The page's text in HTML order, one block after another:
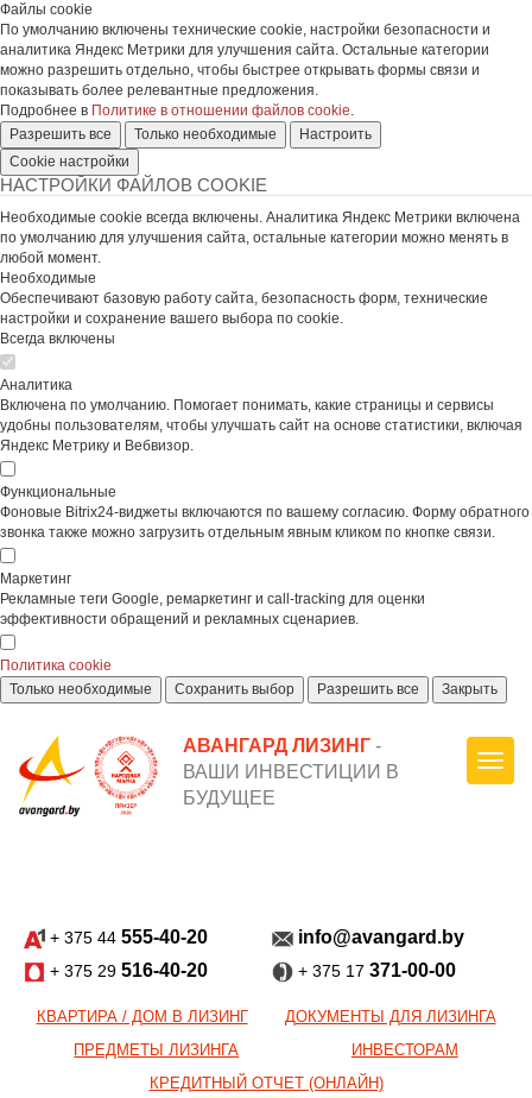
Файлы cookie
По умолчанию включены технические cookie, настройки безопасности и
аналитика Яндекс Метрики для улучшения сайта. Остальные категории
можно разрешить отдельно, чтобы быстрее открывать формы связи и
показывать более релевантные предложения.
Подробнее в Политике в отношении файлов cookie.
Разрешить все
Только необходимые
Настроить
Cookie настройки
НАСТРОЙКИ ФАЙЛОВ COOKIE
Необходимые cookie всегда включены. Аналитика Яндекс Метрики включена
по умолчанию для улучшения сайта, остальные категории можно менять в
любой момент.
Необходимые
Обеспечивают базовую работу сайта, безопасность форм, технические
настройки и сохранение вашего выбора по cookie.
Всегда включены
Аналитика
Включена по умолчанию. Помогает понимать, какие страницы и сервисы
удобны пользователям, чтобы улучшать сайт на основе статистики, включая
Яндекс Метрику и Вебвизор.
Функциональные
Фоновые Bitrix24-виджеты включаются по вашему согласию. Форму обратного
звонка также можно загрузить отдельным явным кликом по кнопке связи.
Маркетинг
Рекламные теги Google, ремаркетинг и call-tracking для оценки
эффективности обращений и рекламных сценариев.
Политика cookie
Только необходимые
Сохранить выбор Разрешить все Закрыть
АВАНГАРД ЛИЗИНГ -
ВАШИ ИНВЕСТИЦИИ В
БУДУЩЕЕ
+ 375 44 555-40-20
+ 375 29 516-40-20
info@avangard.by
+ 375 17 371-00-00
КВАРТИРА / ДОМ В ЛИЗИНГ
ДОКУМЕНТЫ ДЛЯ ЛИЗИНГА
ПРЕДМЕТЫ ЛИЗИНГА
ИНВЕСТОРАМ
КРЕДИТНЫЙ ОТЧЕТ (ОНЛАЙН)